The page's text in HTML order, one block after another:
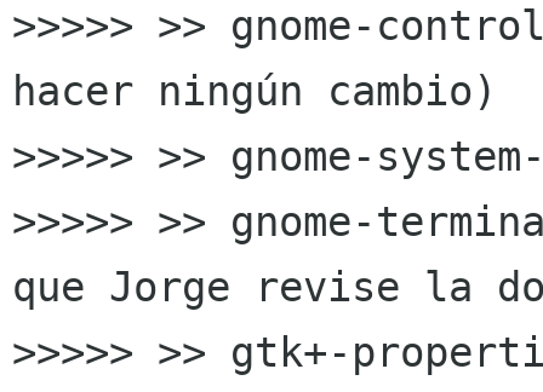
>>>>> >> gnome-
hacer ningún cambio)
>>>>> >> gnome-
>>>>> >> gnome-
que Jorge revise la
>>>>> >> gtk+-